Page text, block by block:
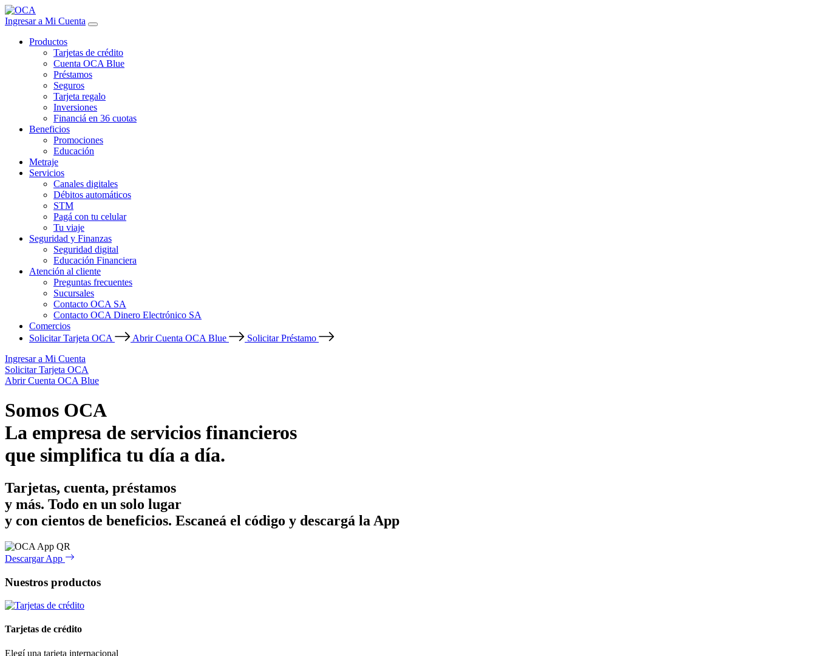
Ingresar a Mi Cuenta
Productos
Tarjetas de crédito
Cuenta OCA Blue
Préstamos
Seguros
Tarjeta regalo
Inversiones
Financiá en 36 cuotas
Beneficios
Promociones
Educación
Metraje
Servicios
Canales digitales
Débitos automáticos
STM
Pagá con tu celular
Tu viaje
Seguridad y Finanzas
Seguridad digital
Educación Financiera
Atención al cliente
Preguntas frecuentes
Sucursales
Contacto OCA SA
Contacto OCA Dinero Electrónico SA
Comercios
Solicitar Tarjeta OCA
Abrir Cuenta OCA Blue
Solicitar Préstamo
Ingresar a Mi Cuenta
Solicitar Tarjeta OCA
Abrir Cuenta OCA Blue
Somos OCA
La empresa de servicios financieros
que simplifica tu día a día.
Tarjetas, cuenta, préstamos
y más. Todo en un solo lugar
y con cientos de beneficios. Escaneá el código y descargá la App
Descargar App
Nuestros productos
Tarjetas de crédito
Elegí una tarjeta internacional